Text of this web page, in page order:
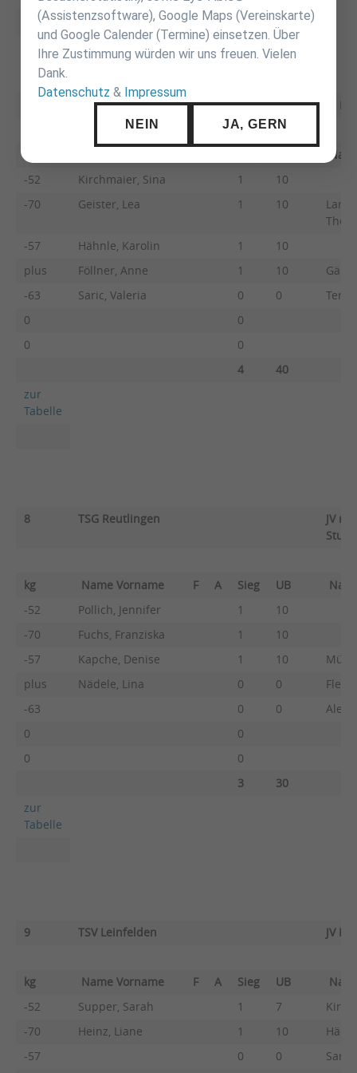
JV Nürtingen JC
kg
-52
Kirchmaier, Sina 1
10
-70
Geister, Lea 1 10
-57
Hähnle, Karolin 1
10
plus
Föllner, Anne 1 10
-63
Saric, Valeria 0 0
0
0
0
0
4
40
zur
Tabelle
8 TSG Reutlingen
JV
kg Name Vorname F A Sieg UB
-52
Pollich, Jennifer 1
10
-70
Fuchs, Franziska 1
10
-57
Kapche, Denise 1 10
plus
Nädele, Lina 0 0
-63
0 0
0
0
0
0
3
30
zur
Tabelle
9 TSV Leinfelden JV
kg Name Vorname F A Sieg UB
-52
Supper, Sarah 1 7
-70
Heinz, Liane 1 10
-57
0 0
(Assistenzsoftware), Google Maps (Vereinskarte)
und Google Calender (Termine) einsetzen. Über
Ihre Zustimmung würden wir uns freuen. Vielen
Dank.
Datenschutz & Impressum
NEIN JA, GERN